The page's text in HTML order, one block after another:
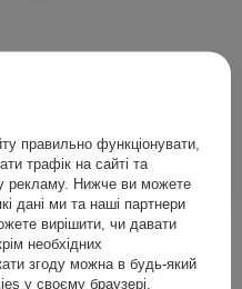
ДО КОШИКА
перевіряли
правильно функціонувати,
трафік на сайті та
рекламу. Нижче ви можете
дані ми та наші партнери
вирішити, чи давати
необхідних
згоду можна в будь-який
у своєму браузері.